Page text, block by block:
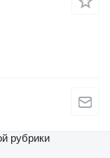
рубрики